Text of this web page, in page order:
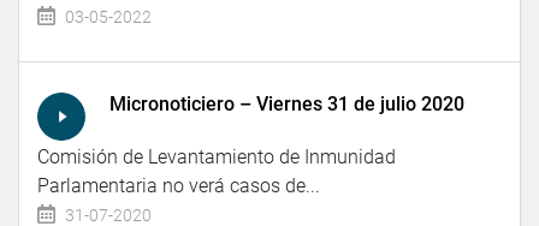
03-05-2022
Micronoticiero – Viernes 31 de julio 2020
Comisión de Levantamiento de Inmunidad
Parlamentaria no verá casos de...
31-07-2020